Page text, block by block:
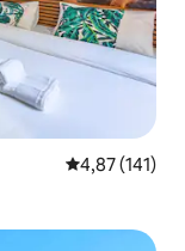
4,87 de uma
4,87 (141)